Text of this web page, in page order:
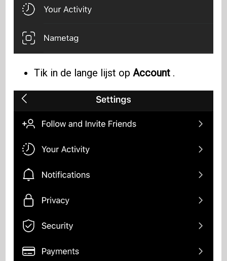
Tik in de lange lijst opAccount .